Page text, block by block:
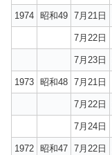
1974 昭和49 7月21日
7月22日
7月23日
1973 昭和48 7月21日
7月22日
7月24日
1972 昭和47 7月22日